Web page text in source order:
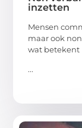
inzetten
Mensen
maar ook
wat betekent
...